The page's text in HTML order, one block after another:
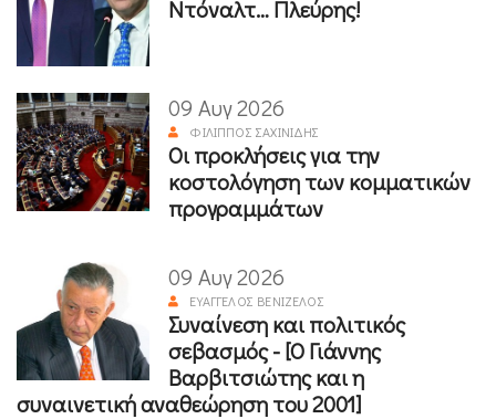
Ντόναλτ… Πλεύρης!
09 Αυγ 2026
ΦΊΛΙΠΠΟΣ ΣΑΧΙΝΊΔΗΣ
Οι προκλήσεις για την
κοστολόγηση των κομματικών
προγραμμάτων
09 Αυγ 2026
ΕΥΆΓΓΕΛΟΣ ΒΕΝΙΖΈΛΟΣ
Συναίνεση και πολιτικός
σεβασμός - [Ο Γιάννης
Βαρβιτσιώτης και η
συναινετική αναθεώρηση του 2001]